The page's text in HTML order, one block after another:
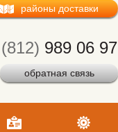
районы доставки
(812) 989 06 97
обратная связь